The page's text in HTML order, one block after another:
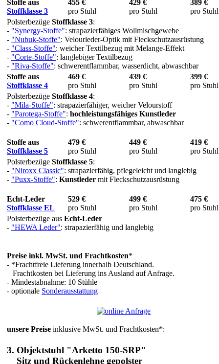
Stoffe aus
Stoffklasse 3
455 €
pro Stuhl
429 €
pro Stuhl
389 €
pro Stuhl
Polsterbezüge Stoffklasse 3:
- "Synergy-Stoffe": strapazierfähiges Wollmischgewebe
- "Nubuk-Stoffe": Velourleder-Optik mit Fleckschutzausrüstung
- "Class-Stoffe": weicher Textilbezug mit Melange-Effekt
- "Corte-Stoffe": langlebiger Textilbezug
- "Riva-Stoffe": schwerentflammbar, wasserdicht, abwaschbar
Stoffe aus
Stoffklasse 4
469 €
pro Stuhl
439 €
pro Stuhl
399 €
pro Stuhl
Polsterbezüge Stoffklasse 4:
- "Mila-Stoffe": strapazierfähiger, weicher Velourstoff
- "Parotega-Stoffe": hochleistungsfähiges Kunstleder
- "Como Cloud-Stoffe": schwerentflammbar, abwaschbar
Stoffe aus
Stoffklasse 5
479 €
pro Stuhl
449 €
pro Stuhl
419 €
pro Stuhl
Polsterbezüge Stoffklasse 5:
- "Niroxx Classic": strapazierfähig, pflegeleicht und langlebig
- "Puxx-Stoffe": Kunstleder mit Fleckschutzausrüstung
Echt-Leder
Stoffklasse EL
529 €
pro Stuhl
499 €
pro Stuhl
475 €
pro Stuhl
Polsterbezüge aus Echt-Leder
- "HEWA Leder": strapazierfähig und langlebig
Preise inkl. MwSt. und Frachtkosten*
- *Frachtfreie Lieferung innerhalb Deutschland.
Frachtkosten bei Lieferung ins Ausland auf Anfrage.
- Mindestabnahme: 10 Stühle
- optionale Sonderausstattung
unsere Preise inklusive MwSt. und Frachtkosten*:
3. Objektstuhl "Arketto 150-SRP"
Sitz und Rückenlehne gepolster